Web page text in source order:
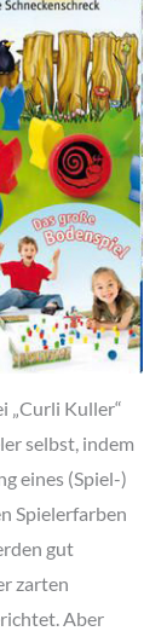
„Curli Kuller“
selbst, indem
eines (Spiel-)
Spielerfarben
gut
zarten
Aber